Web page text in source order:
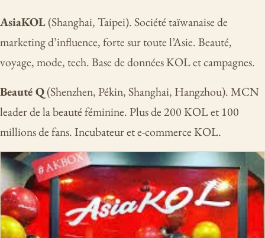
AsiaKOL(Shanghai, Taipei). Société taïwanaise de
marketing d’influence, forte sur toute l’Asie. Beauté,
voyage, mode, tech. Base de données KOL et campagnes.
Beauté Q(Shenzhen, Pékin, Shanghai, Hangzhou). MCN
leader de la beauté féminine. Plus de 200 KOL et 100
millions de fans. Incubateur et e-commerce KOL.